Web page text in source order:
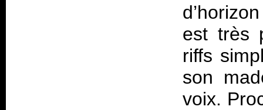
est très
riffs
son
voix.